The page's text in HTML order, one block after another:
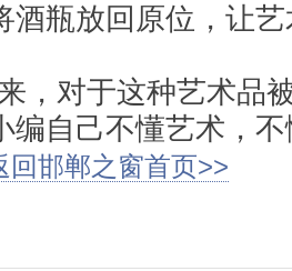
酒瓶放回原位，让
对于这种艺术品被
编自己不懂艺术，
回邯郸之窗首页>>